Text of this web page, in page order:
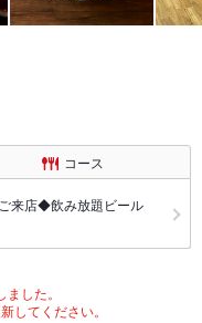
コース
来店◆飲み放題ビール
した。
してください。